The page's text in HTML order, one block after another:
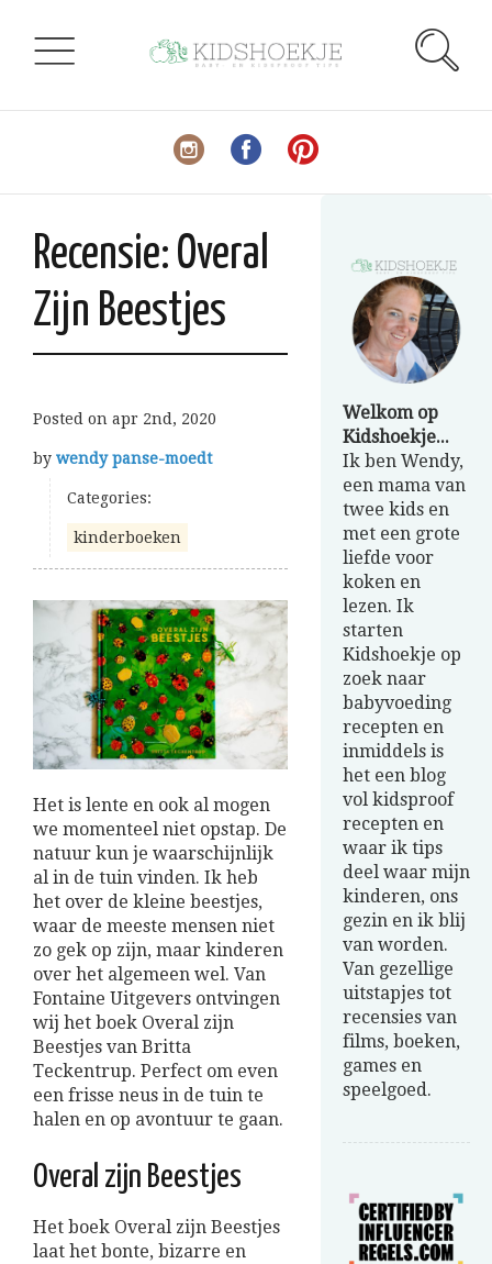
Recensie: Overal
Zijn Beestjes
Posted on apr 2nd, 2020
by wendy panse-moedt
Categories:
kinderboeken
Het is lente en ook al mogen
we momenteel niet opstap. De
natuur kun je waarschijnlijk
al in de tuin vinden. Ik heb
het over de kleine beestjes,
waar de meeste mensen niet
zo gek op zijn, maar kinderen
over het algemeen wel. Van
Fontaine Uitgevers ontvingen
wij het boek Overal zijn
Beestjes van Britta
Teckentrup. Perfect om even
een frisse neus in de tuin te
halen en op avontuur te gaan.
Overal zijn Beestjes
Het boek Overal zijn Beestjes
laat het bonte, bizarre en
Welkom op
Kidshoekje...
Ik ben Wendy,
een mama van
twee kids en
met een grote
liefde voor
koken en
lezen. Ik
starten
Kidshoekje op
zoek naar
babyvoeding
recepten en
inmiddels is
het een blog
vol kidsproof
recepten en
waar ik tips
deel waar mijn
kinderen, ons
gezin en ik blij
van worden.
Van gezellige
uitstapjes tot
recensies van
films, boeken,
games en
speelgoed.